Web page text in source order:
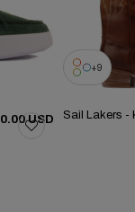
0.00 USD
9